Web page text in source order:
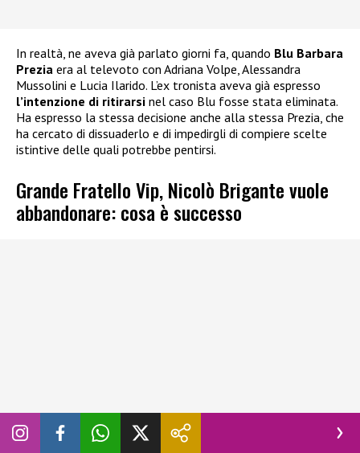
In realtà, ne aveva già parlato giorni fa, quando Blu Barbara
Prezia era al televoto con Adriana Volpe, Alessandra
Mussolini e Lucia Ilarido. L’ex tronista aveva già espresso
l’intenzione di ritirarsi nel caso Blu fosse stata eliminata.
Ha espresso la stessa decisione anche alla stessa Prezia, che
ha cercato di dissuaderlo e di impedirgli di compiere scelte
istintive delle quali potrebbe pentirsi.
Grande Fratello Vip, Nicolò Brigante vuole
abbandonare: cosa è successo